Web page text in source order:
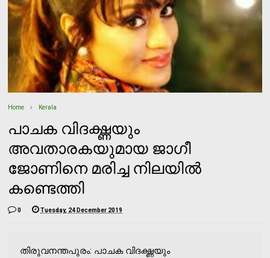
Home Kerala
പാചക വിദഗ്ദ്ധയും
അവതാരകയുമായ ജാഗീ
ജോണിനെ മരിച്ച നിലയില്‍
കണ്ടെത്തി
0 Tuesday, 24 December 2019
തിരുവനന്തപുരം: പാചക വിദഗ്ദ്ധയും